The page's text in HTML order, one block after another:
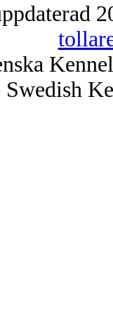
Swedish